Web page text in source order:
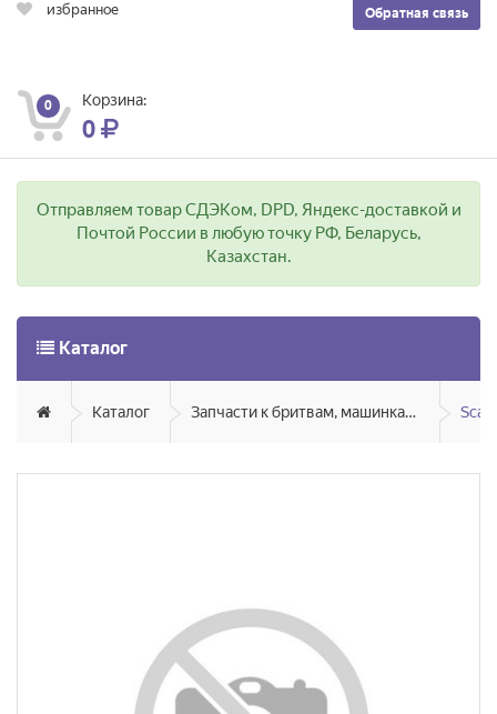
Обратная связь
избранное
0 Корзина:
0
Отправляем товар СДЭКом, DPD, Яндекс-доставкой и
Почтой России в любую точку РФ, Беларусь,
Казахстан.
Каталог
Каталог Запчасти к бритвам, машинкам для стрижки, фенам, эпиляторам, зубным щёткам